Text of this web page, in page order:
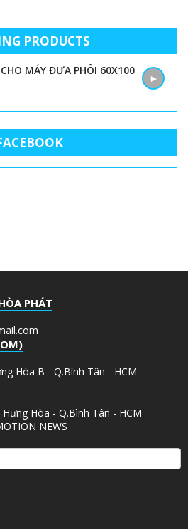
PRODUCTS
MÁY ĐƯA PHÔI 60X100
►
PHÁT
Hòa B - Q.Bình Tân - HCM
Hòa - Q.Bình Tân - HCM
NEWS